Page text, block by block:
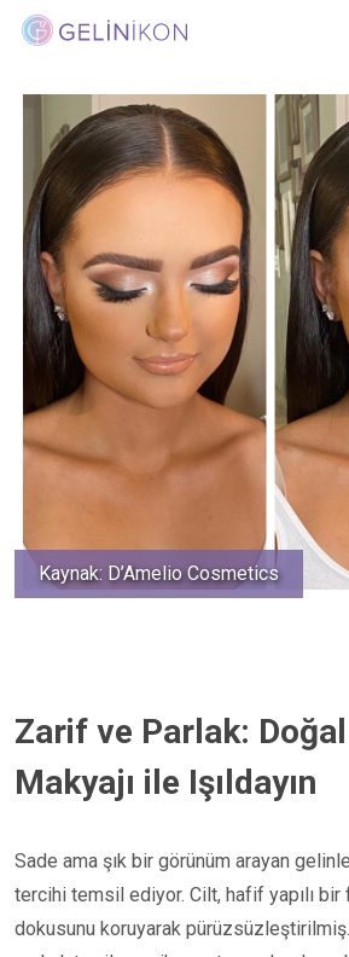
Kaynak: D’Amelio Cosmetics
Zarif ve Parlak:
Makyajı ile Işıldayın
Sade ama şık bir görünüm arayan
tercihi temsil ediyor. Cilt, hafif yapılı
dokusunu koruyarak pürüzsüzleştirilmiş.